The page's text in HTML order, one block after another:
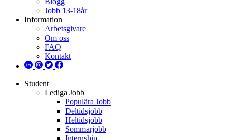
Jobb 13-18år
Information
Arbetsgivare
Om oss
FAQ
Kontakt
Student
Lediga Jobb
Populära Jobb
Deltidsjobb
Heltidsjobb
Sommarjobb
Internship